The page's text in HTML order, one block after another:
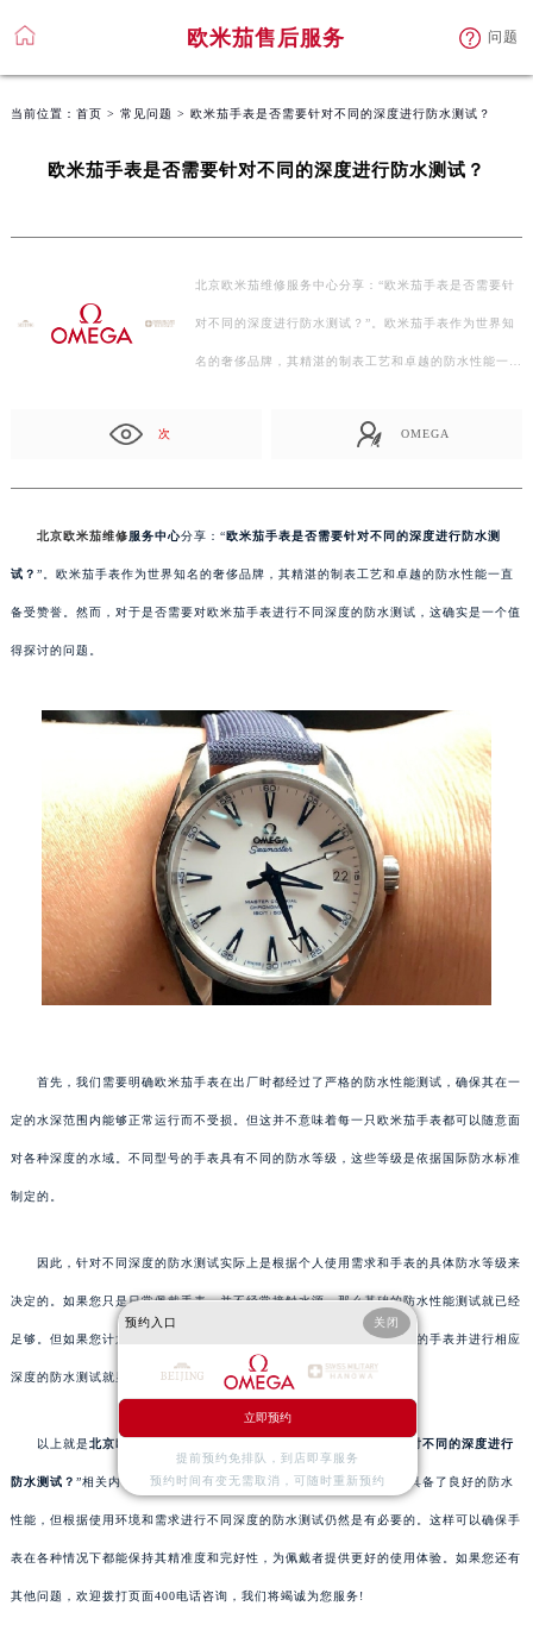
欧米茄售后服务 问题
当前位置： 首页 > 常见问题 > 欧米茄手表是否需要针对不同的深度进行防水测试？
欧米茄手表是否需要针对不同的深度进行防水测试？
北京欧米茄维修服务中心分享：“欧米茄手表是否需要针
对不同的深度进行防水测试？”。欧米茄手表作为世界知
名的奢侈品牌，其精湛的制表工艺和卓越的防水性能一…
次 OMEGA
北京欧米茄维修服务中心分享：“欧米茄手表是否需要针对不同的深度进行防水测
试？ ”。欧米茄手表作为世界知名的奢侈品牌，其精湛的制表工艺和卓越的防水性能一直
备受赞誉。然而，对于是否需要对欧米茄手表进行不同深度的防水测试，这确实是一个值
得探讨的问题。
首先，我们需要明确欧米茄手表在出厂时都经过了严格的防水性能测试，确保其在一
定的水深范围内能够正常运行而不受损。但这并不意味着每一只欧米茄手表都可以随意面
对各种深度的水域。不同型号的手表具有不同的防水等级，这些等级是依据国际防水标准
制定的。
因此，针对不同深度的防水测试实际上是根据个人使用需求和手表的具体防水等级来
决定的。如果您只是日常佩戴手表，并不经常接触水源，那么基础的防水性能测试就已经
足够。但如果您计划参与潜水或水下活动，那么选择具有更高防水等级的手表并进行相应
深度的防水测试就显得尤为重要。
以上就是北京欧米茄维修服务中心 欧米茄手表是否需要针对不同的深度进行
防水测试？ ”相关内容，总的来说，虽然欧米茄手表在制作完成时已经具备了良好的防水
性能，但根据使用环境和需求进行不同深度的防水测试仍然是有必要的。这样可以确保手
表在各种情况下都能保持其精准度和完好性，为佩戴者提供更好的使用体验。如果您还有
其他问题，欢迎拨打页面400电话咨询，我们将竭诚为您服务!
预约入口 关闭
立即预约
提前预约免排队，到店即享服务
预约时间有变无需取消，可随时重新预约